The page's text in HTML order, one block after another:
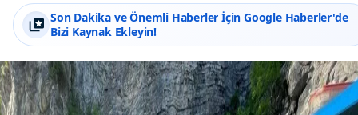
Son Dakika ve Önemli Haberler İçin Google Haberler'de
Bizi Kaynak Ekleyin!